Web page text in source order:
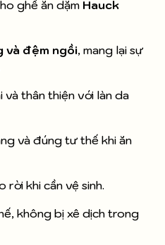
ghế ăn dặm Hauck
và đệm ngồi, mang lại sự
và thân thiện với làn da
và đúng tư thế khi ăn
khi cần vệ sinh.
không bị xê dịch trong